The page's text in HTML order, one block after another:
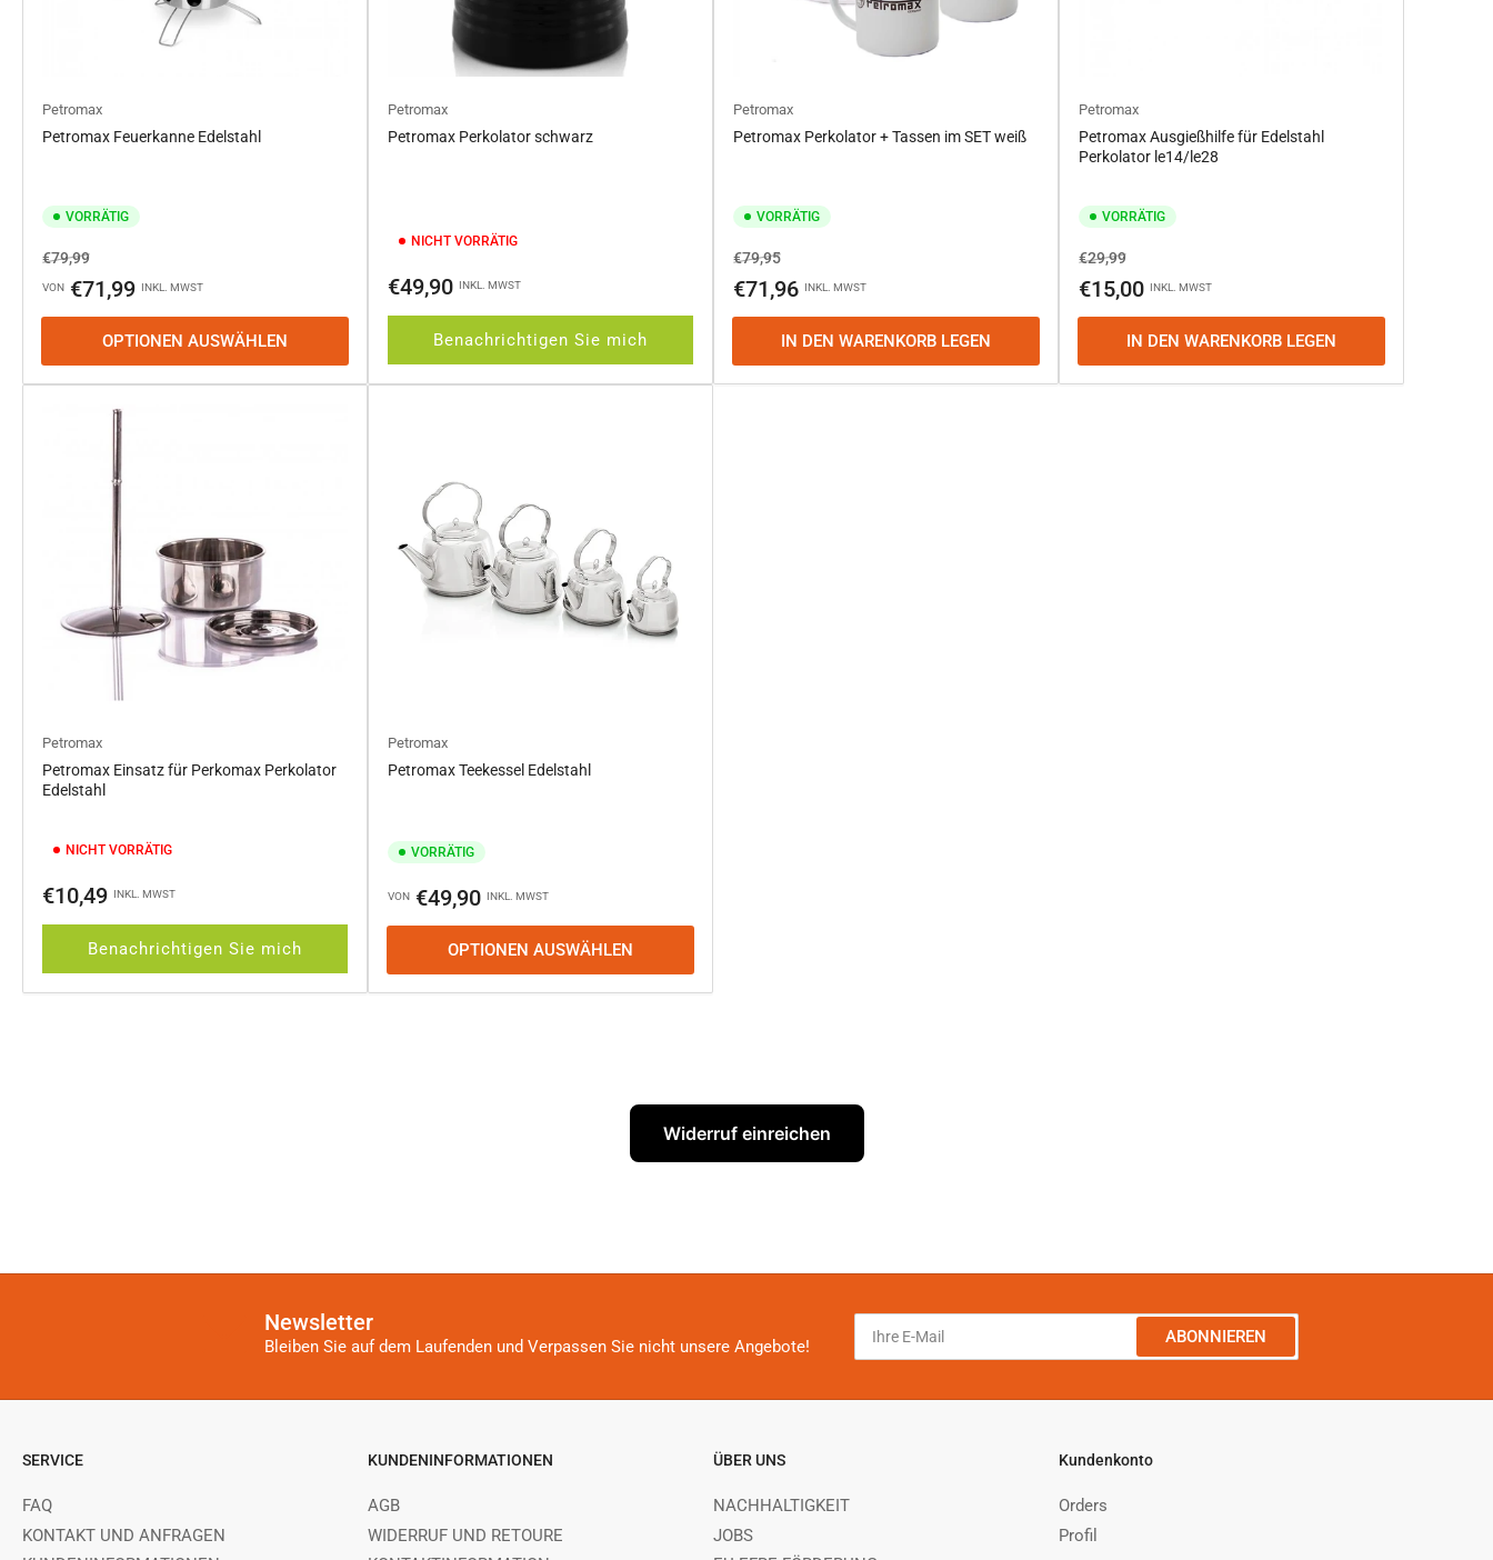
Petromax
Petromax Feuerkanne Edelstahl
VORRÄTIG
Normaler
Preis
€79,99Ausverkaufspreis
VON €71,99 INKL. MWST
OPTIONEN AUSWÄHLEN
Petromax
Petromax Perkolator schwarz
NICHT VORRÄTIG
Normaler
€49,90 INKL. MWST
Benachrichtigen Sie mich
Petromax
Petromax Perkolator + Tassen im SET weiß
VORRÄTIG
Normaler
Preis
€79,95Ausverkaufspreis
€71,96 INKL. MWST
IN DEN WARENKORB LEGEN
Petromax
Petromax Ausgießhilfe für Edelstahl
Perkolator le14/le28
VORRÄTIG
Normaler
Preis
€29,99Ausverkaufspreis
€15,00 INKL. MWST
IN DEN WARENKORB LEGEN
Petromax
Petromax Einsatz für Perkomax Perkolator
Edelstahl
NICHT VORRÄTIG
Normaler
€10,49 INKL. MWST
Benachrichtigen Sie mich
Petromax
Petromax Teekessel Edelstahl
VORRÄTIG
Normaler
VON €49,90 INKL. MWST
OPTIONEN AUSWÄHLEN
Widerruf einreichen
Newsletter
Bleiben Sie auf dem Laufenden und Verpassen Sie nicht unsere Angebote!
Ihre
Mail
ABONNIEREN
SERVICE
FAQ
KONTAKT UND ANFRAGEN
KUNDENINFORMATIONEN
AGB
WIDERRUF UND RETOURE
ÜBER UNS
NACHHALTIGKEIT
JOBS
Kundenkonto
Orders
Profil